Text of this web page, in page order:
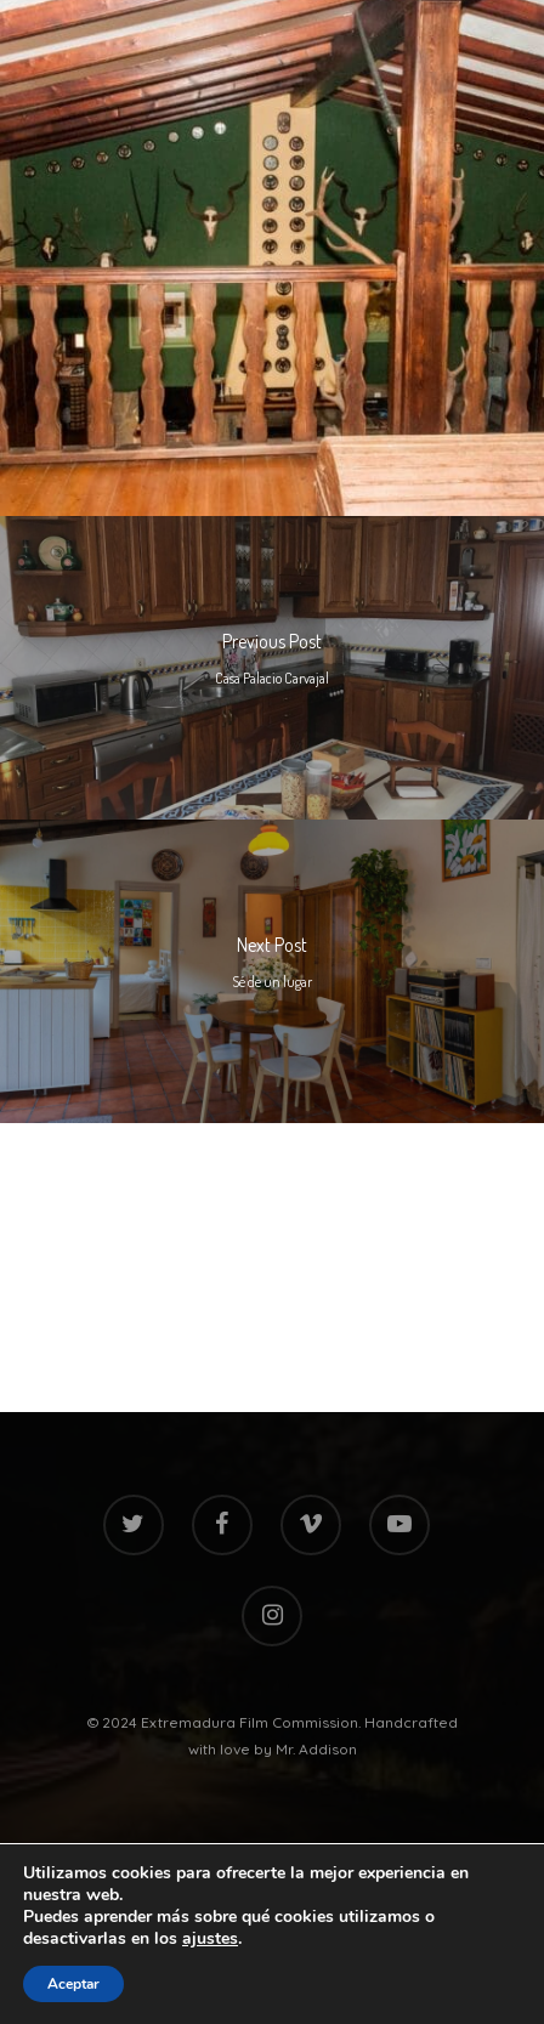
Previous Post
Casa Palacio Carvajal
Next Post
Sé de un lugar
twitter facebook vimeo youtube
instagram
© 2024 Extremadura Film Commission. Handcrafted
with love by Mr. Addison
Utilizamos cookies para ofrecerte la mejor experiencia en
nuestra web.
Puedes aprender más sobre qué cookies utilizamos o
desactivarlas en los ajustes.
Aceptar
twitter facebook